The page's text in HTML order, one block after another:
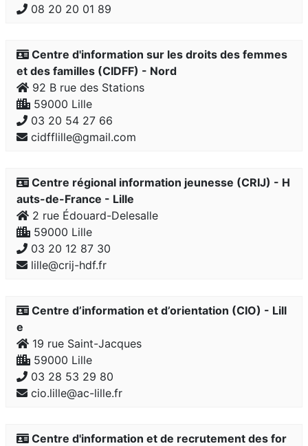
08 20 20 01 89
Centre d'information sur les droits des femmes
et des familles (CIDFF) - Nord
92 B rue des Stations
59000 Lille
03 20 54 27 66
cidfflille@gmail.com
Centre régional information jeunesse (CRIJ) - H
auts-de-France - Lille
2 rue Édouard-Delesalle
59000 Lille
03 20 12 87 30
lille@crij-hdf.fr
Centre d’information et d’orientation (CIO) - Lill
e
19 rue Saint-Jacques
59000 Lille
03 28 53 29 80
cio.lille@ac-lille.fr
Centre d'information et de recrutement des for